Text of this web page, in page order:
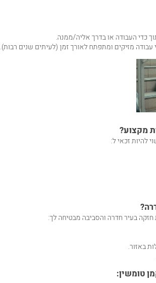
כדי העבודה או בדרך אליה/ממנה.
מזיקים ומתפתח לאורך זמן (לעיתים שנים רבות).
מקצוע?
להיות זכאי ל:
חזקה בעיר חדרה והסביבה מבטיחה לך:
באזור.
טומשין: